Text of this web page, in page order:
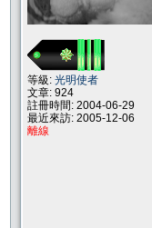
等級: 光明使者
文章: 924
註冊時間: 2004-06-29
最近來訪: 2005-12-06
離線